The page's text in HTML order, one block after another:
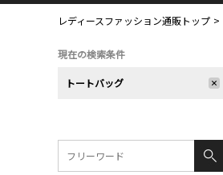
レディースファッション通販トップ
現在の検索条件
トートバッグ